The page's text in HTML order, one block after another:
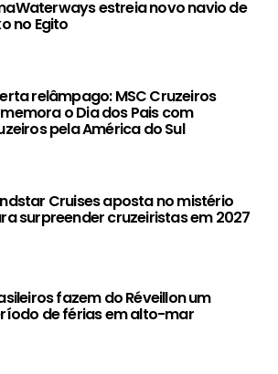
estreia novo navio de
no Egito
relâmpago: MSC Cruzeiros
o Dia dos Pais com
pela América do Sul
Cruises aposta no mistério
surpreender cruzeiristas em 2027
fazem do Réveillon um
de férias em alto-mar